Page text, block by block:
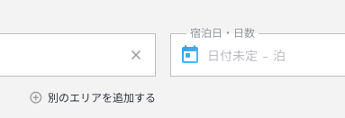
別のエリアを追加する
宿泊日・日数